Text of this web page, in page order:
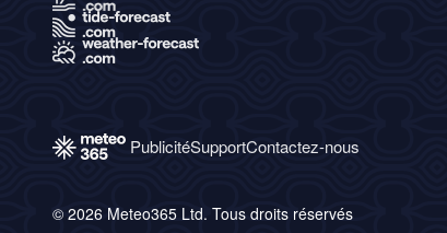
PublicitéSupportContactez-nous
© 2026 Meteo365 Ltd. Tous droits réservés